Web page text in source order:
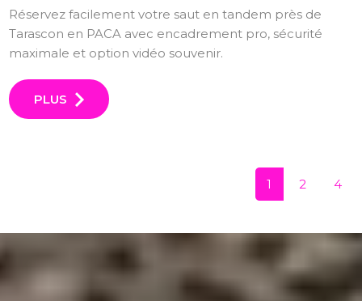
Réservez facilement votre saut en tandem près de
Tarascon en PACA avec encadrement pro, sécurité
maximale et option vidéo souvenir.
PLUS
1 2 4